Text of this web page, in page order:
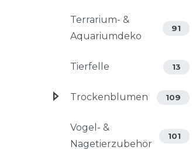
Terrarium- &
Aquariumdeko
91
Tierfelle 13
Trockenblumen 109
Vogel- &
Nagetierzubehör
101